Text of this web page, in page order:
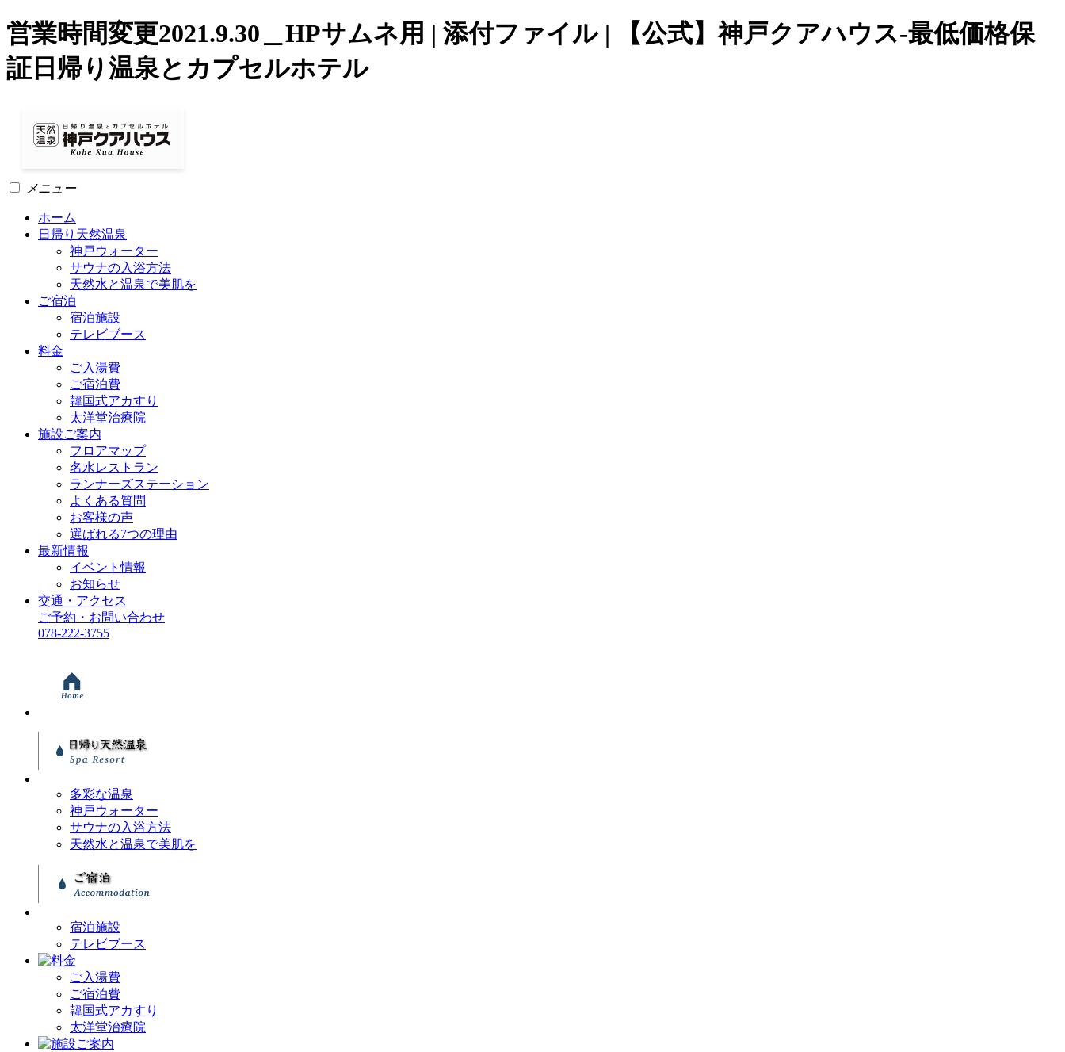
営業時間変更2021.9.30＿HPサムネ用 | 添付ファイル | 【公式】神戸クアハウス-最低価格保
証日帰り温泉とカプセルホテル
メニュー
ホーム
日帰り天然温泉
神戸ウォーター
サウナの入浴方法
天然水と温泉で美肌を
ご宿泊
宿泊施設
テレビブース
料金
ご入湯費
ご宿泊費
韓国式アカすり
太洋堂治療院
施設ご案内
フロアマップ
名水レストラン
ランナーズステーション
よくある質問
お客様の声
選ばれる7つの理由
最新情報
イベント情報
お知らせ
交通・アクセス
ご予約・お問い合わせ
078-222-3755
多彩な温泉
神戸ウォーター
サウナの入浴方法
天然水と温泉で美肌を
宿泊施設
テレビブース
ご入湯費
ご宿泊費
韓国式アカすり
太洋堂治療院